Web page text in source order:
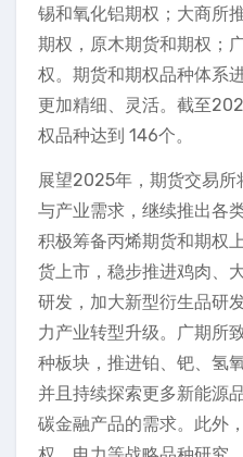
锡和氧化铝期权；大商所
期权，原木期货和期权；
权。期货和期权品种体系
更加精细、灵活。截至
权品种达到 146个。
展望2025年，期货交易
与产业需求，继续推出各
积极筹备丙烯期货和期权
货上市，稳步推进鸡肉、
研发，加大新型衍生品研
力产业转型升级。广期所
种板块，推进铂、钯、氢
并且持续探索更多新能源
碳金融产品的需求。此外